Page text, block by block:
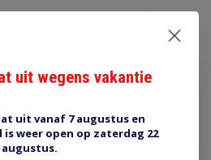
aan winkelwagen
uit wegens vakantie
uit vanaf 7 augustus en
is weer open op zaterdag 22
augustus.